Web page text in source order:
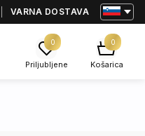
VARNA DOSTAVA
0
Priljubljene
0
Košarica